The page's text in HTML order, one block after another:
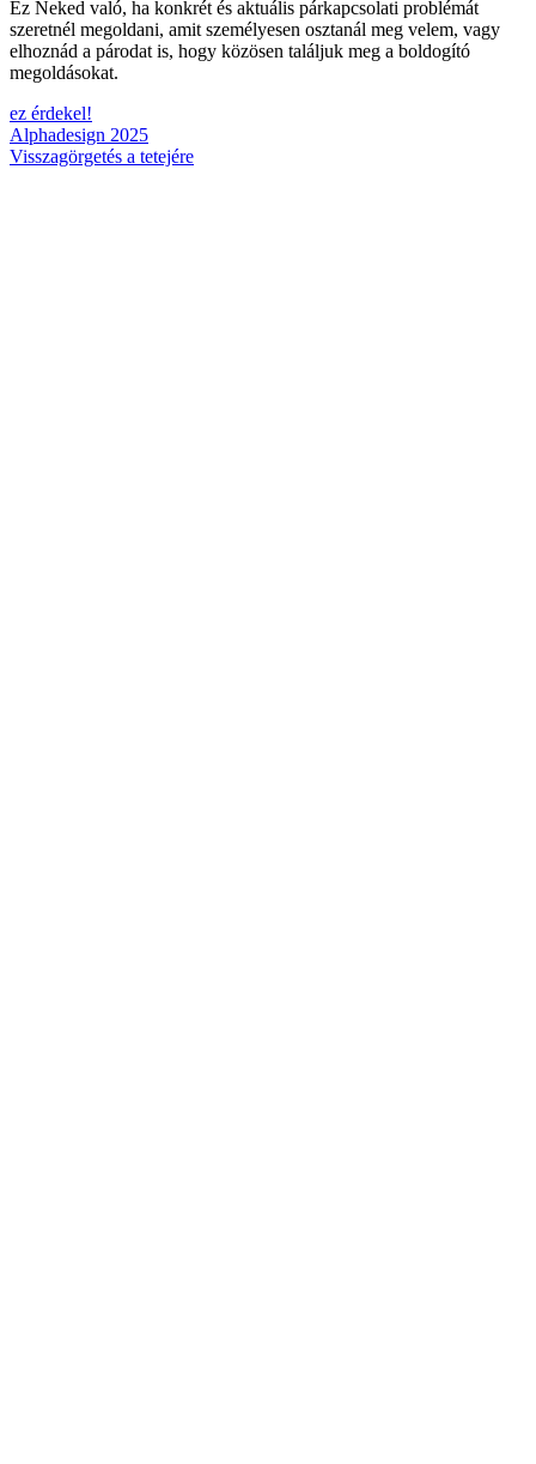
Ez Neked való, ha konkrét és aktuális párkapcsolati problémát
szeretnél megoldani, amit személyesen osztanál meg velem, vagy
elhoznád a párodat is, hogy közösen találjuk meg a boldogító
megoldásokat.
ez érdekel!
Alphadesign 2025
Visszagörgetés a tetejére